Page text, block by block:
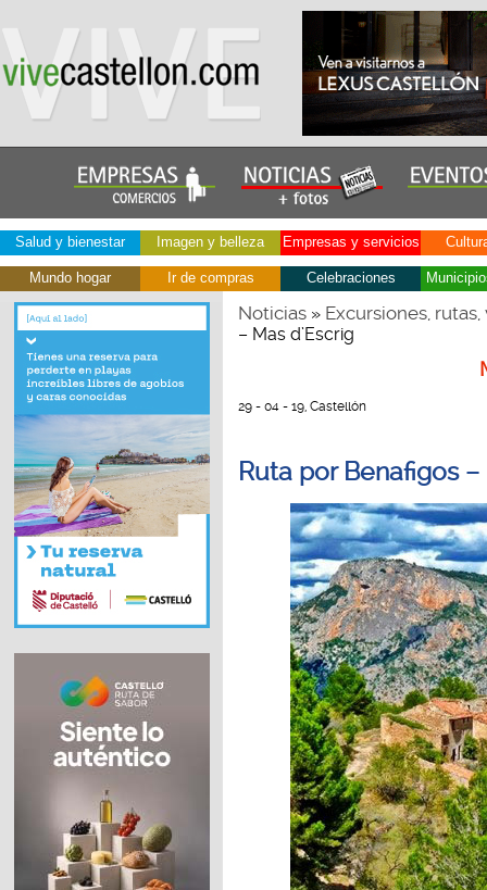
Salud y bienestar Imagen y belleza Empresas y servicios
Mundo hogar Ir de compras Celebraciones
Noticias» Excursiones,
– Mas d’Escrig
29 - 04 - 19, Castellón
Ruta por Benafigos –